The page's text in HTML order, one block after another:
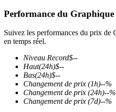
Futures COIN-M
Contrats à terme sur crypto-
Performance du
Suivez les performances du prix
en temps réel.
Niveau Record$--
Haut(24h)$--
Bas(24h)$--
Changement de prix (1h)--%
Changement de prix (24h)--%
Changement de prix (7d)--%